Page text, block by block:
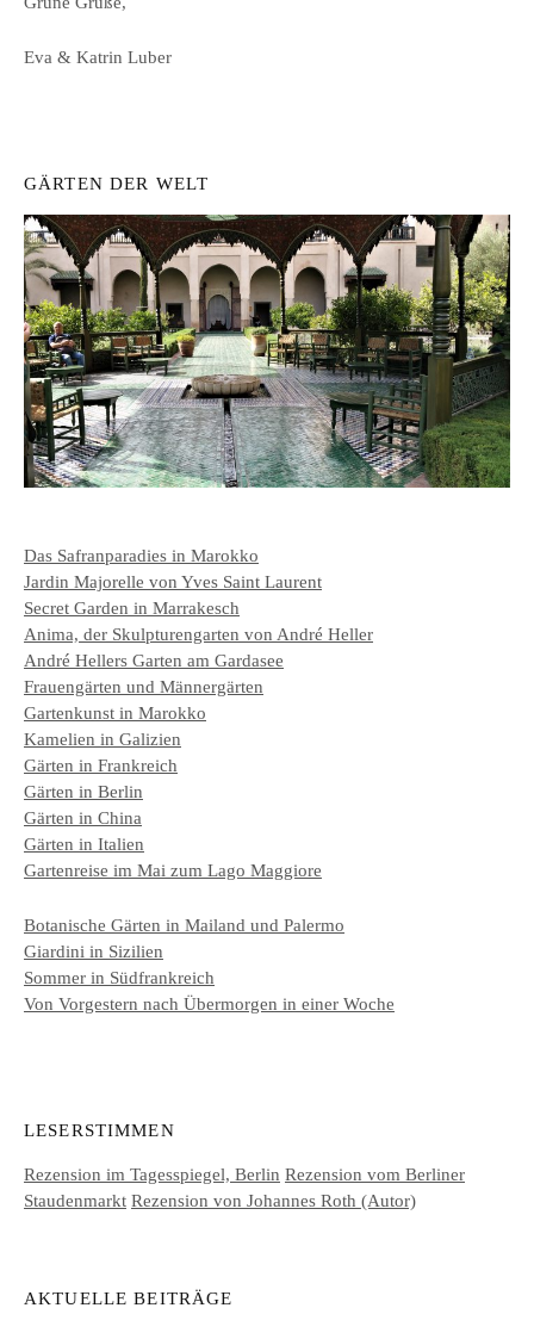
Eva & Katrin Luber
GÄRTEN DER WELT
Das Safranparadies in Marokko
Jardin Majorelle von Yves Saint Laurent
Secret Garden in Marrakesch
Anima, der Skulpturengarten von André Heller
André Hellers Garten am Gardasee
Frauengärten und Männergärten
Gartenkunst in Marokko
Kamelien in Galizien
Gärten in Frankreich
Gärten in Berlin
Gärten in China
Gärten in Italien
Gartenreise im Mai zum Lago Maggiore
Botanische Gärten in Mailand und Palermo
Giardini in Sizilien
Sommer in Südfrankreich
Von Vorgestern nach Übermorgen in einer Woche
LESERSTIMMEN
Rezension im Tagesspiegel, Berlin Rezension vom Berliner
Staudenmarkt Rezension von Johannes Roth (Autor)
AKTUELLE BEITRÄGE